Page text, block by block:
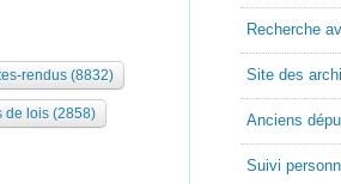
rendus (8832)
de lois (2858)
Recherche
Site des
Anciens
Suivi